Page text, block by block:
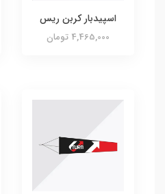
اسپیدبار کربن ریس
4,465,000 تومان